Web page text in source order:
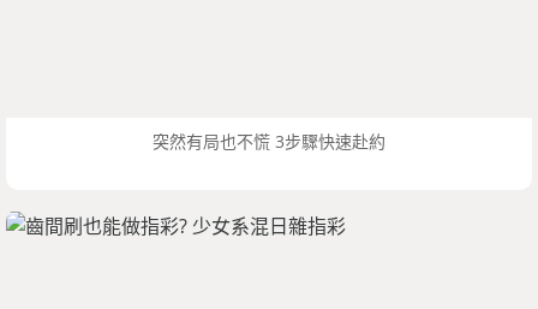
突然有局也不慌 3步驟快速赴約